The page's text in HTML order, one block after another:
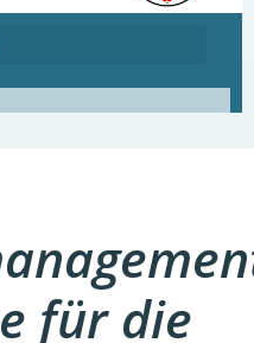
für die